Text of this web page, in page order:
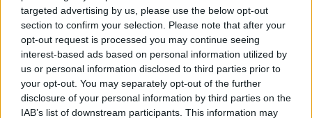
targeted advertising by us, please use the below opt-out
section to confirm your selection. Please note that after your
opt-out request is processed you may continue seeing
interest-based ads based on personal information utilized by
us or personal information disclosed to third parties prior to
your opt-out. You may separately opt-out of the further
disclosure of your personal information by third parties on the
IAB’s list of downstream participants. This information may